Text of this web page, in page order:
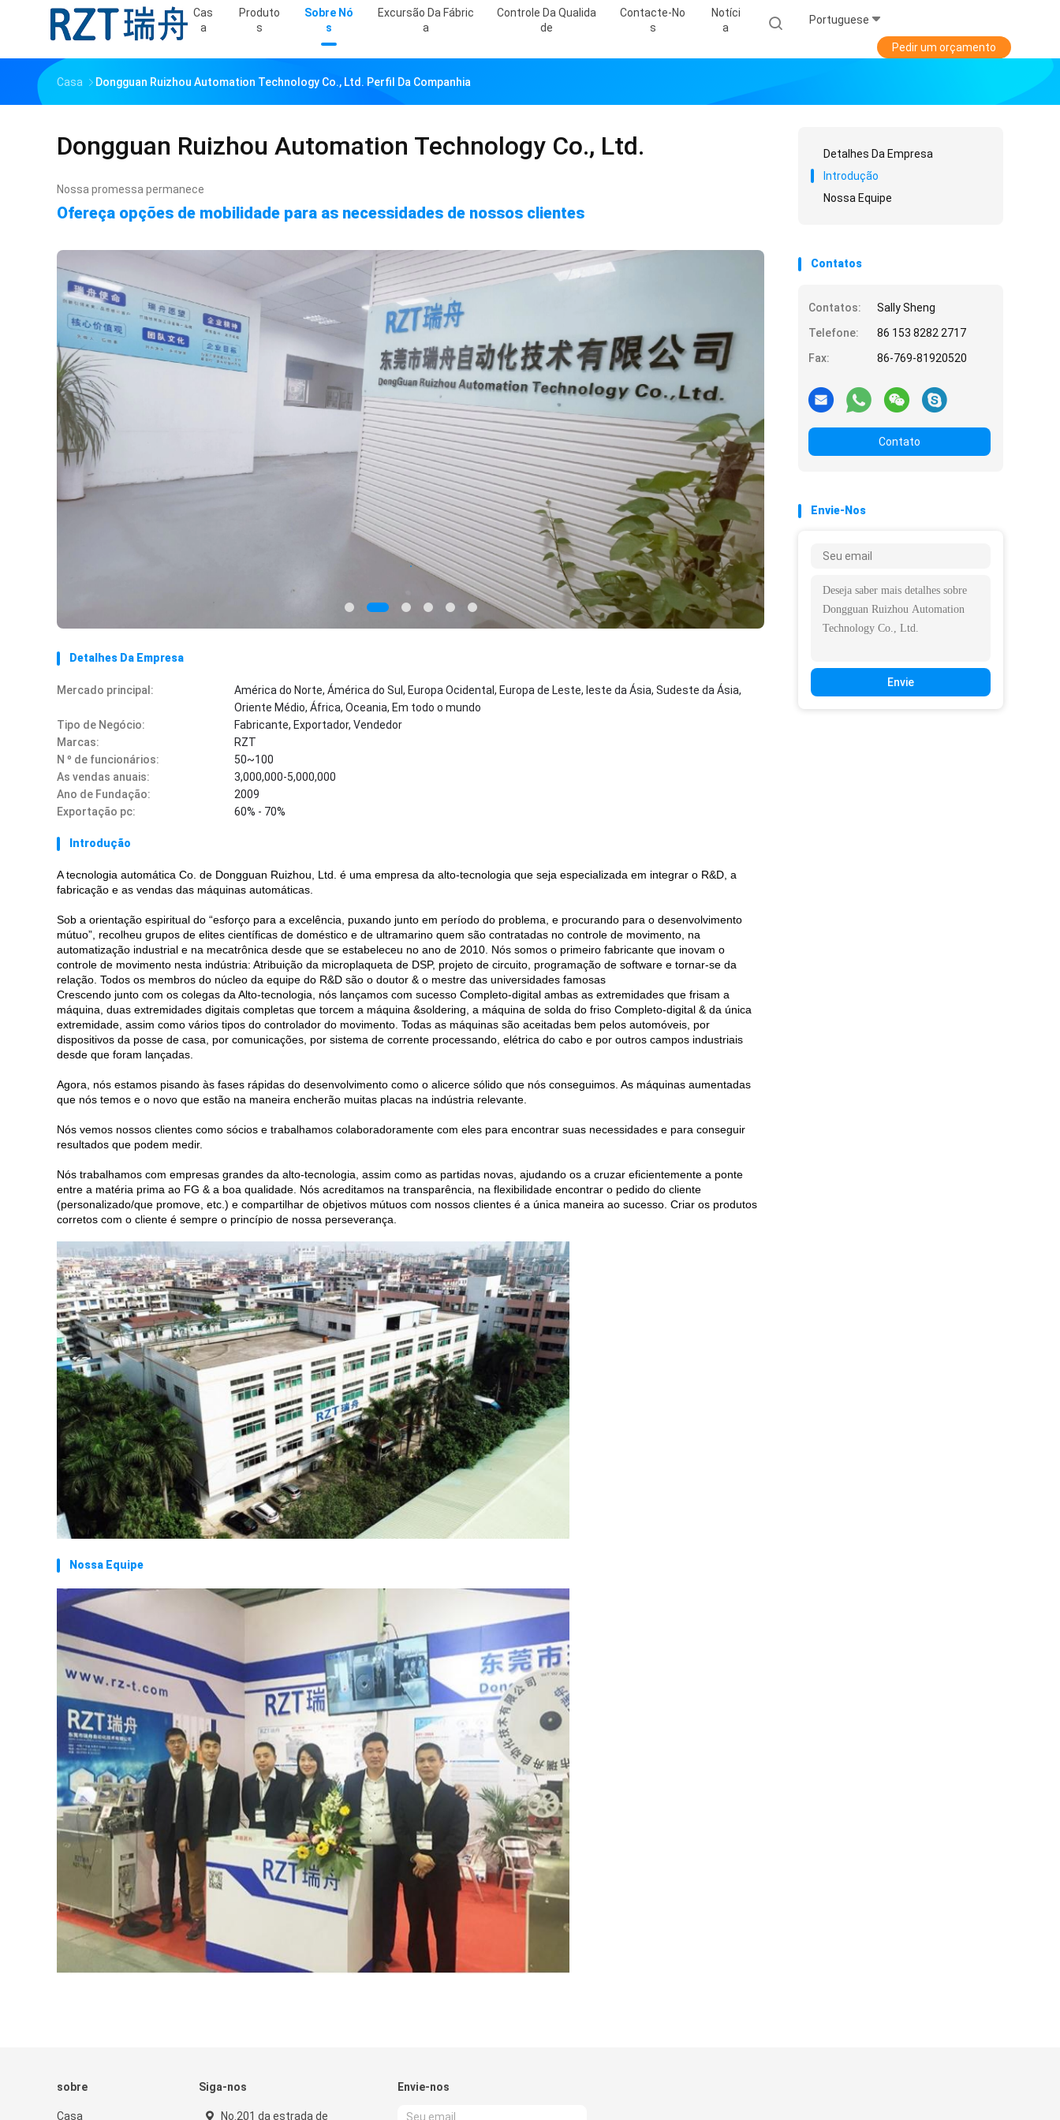
Cas
A
Produto
S
Sobre Nó
S
Excursão Da Fábric
A
Controle Da Qualida
De
Contacte-No
S
Notíci
A
Portuguese
Pedir um orçamento
Casa Dongguan Ruizhou Automation Technology Co., Ltd. Perfil Da Companhia
Dongguan Ruizhou Automation Technology Co., Ltd.
Nossa promessa permanece
Ofereça opções de mobilidade para as necessidades de nossos clientes
Detalhes Da Empresa
Mercado principal:
América do Norte, Ámérica do Sul, Europa Ocidental, Europa de Leste, leste da Ásia, Sudeste da Ásia,
Oriente Médio, África, Oceania, Em todo o mundo
Tipo de Negócio:
Fabricante, Exportador, Vendedor
Marcas:
RZT
N º de funcionários:
50~100
As vendas anuais:
3,000,000-5,000,000
Ano de Fundação:
2009
Exportação pc:
60% - 70%
Introdução
A tecnologia automática Co. de Dongguan Ruizhou, Ltd. é uma empresa da alto-tecnologia que seja especializada em integrar o R&D, a
fabricação e as vendas das máquinas automáticas.
Sob a orientação espiritual do “esforço para a excelência, puxando junto em período do problema, e procurando para o desenvolvimento
mútuo”, recolheu grupos de elites científicas de doméstico e de ultramarino quem são contratadas no controle de movimento, na
automatização industrial e na mecatrônica desde que se estabeleceu no ano de 2010. Nós somos o primeiro fabricante que inovam o
controle de movimento nesta indústria: Atribuição da microplaqueta de DSP, projeto de circuito, programação de software e tornar-se da
relação. Todos os membros do núcleo da equipe do R&D são o doutor & o mestre das universidades famosas
Crescendo junto com os colegas da Alto-tecnologia, nós lançamos com sucesso Completo-digital ambas as extremidades que frisam a
máquina, duas extremidades digitais completas que torcem a máquina &soldering, a máquina de solda do friso Completo-digital & da única
extremidade, assim como vários tipos do controlador do movimento. Todas as máquinas são aceitadas bem pelos automóveis, por
dispositivos da posse de casa, por comunicações, por sistema de corrente processando, elétrica do cabo e por outros campos industriais
desde que foram lançadas.
Agora, nós estamos pisando às fases rápidas do desenvolvimento como o alicerce sólido que nós conseguimos. As máquinas aumentadas
que nós temos e o novo que estão na maneira encherão muitas placas na indústria relevante.
Nós vemos nossos clientes como sócios e trabalhamos colaboradoramente com eles para encontrar suas necessidades e para conseguir
resultados que podem medir.
Nós trabalhamos com empresas grandes da alto-tecnologia, assim como as partidas novas, ajudando os a cruzar eficientemente a ponte
entre a matéria prima ao FG & a boa qualidade. Nós acreditamos na transparência, na flexibilidade encontrar o pedido do cliente
(personalizado/que promove, etc.) e compartilhar de objetivos mútuos com nossos clientes é a única maneira ao sucesso. Criar os produtos
corretos com o cliente é sempre o princípio de nossa perseverança.
Nossa Equipe
Detalhes Da Empresa
Introdução
Nossa Equipe
Contatos
Contatos:
Sally Sheng
Telefone:
86 153 8282 2717
Fax:
86-769-81920520
Contato
Envie-Nos
Envie
sobre
Casa
Siga-nos
No.201 da estrada de
Envie-nos